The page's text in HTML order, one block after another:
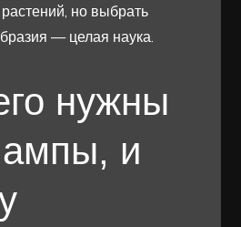
но выбрать
— целая наука.
нужны
и